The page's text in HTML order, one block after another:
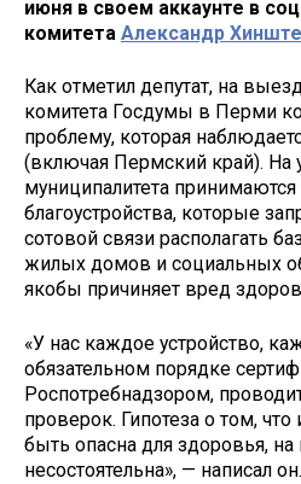
июня в своем аккаунте в
комитета Александр
Как отметил депутат, на
комитета Госдумы в Перми
проблему, которая
(включая Пермский край). На
муниципалитета принимаются
благоустройства, которые
сотовой связи располагать
жилых домов и социальных
якобы причиняет вред
«У нас каждое устройство,
обязательном порядке
Роспотребнадзором,
проверок. Гипотеза о том,
быть опасна для здоровья, на
несостоятельна», — написал он.